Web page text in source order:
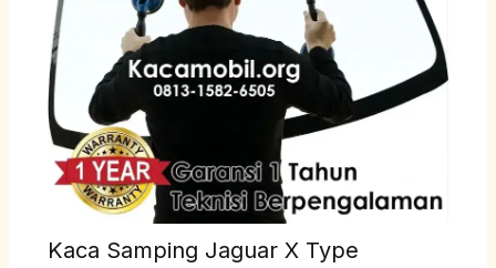
Kaca Samping Jaguar X Type